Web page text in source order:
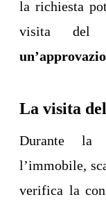
la richiesta
visita del
La visita
Durante la
l’immobile,
verifica la